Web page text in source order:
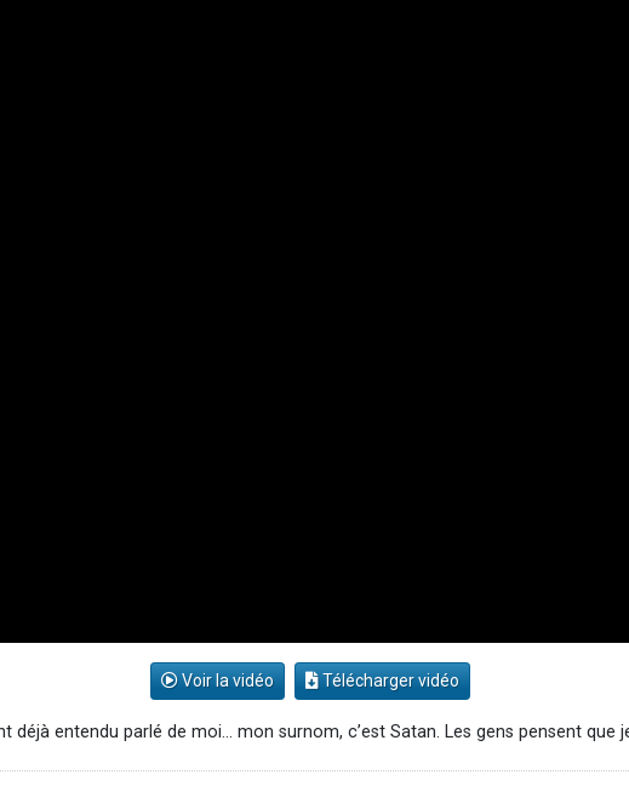
Voir la vidéo Télécharger vidéo
déjà entendu parlé de moi… mon surnom, c’est Satan. Les gens pensent que